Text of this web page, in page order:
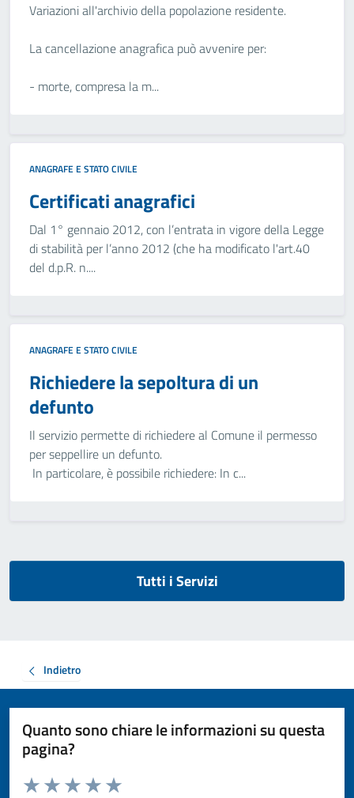
Variazioni all'archivio della popolazione residente.
La cancellazione anagrafica può avvenire per:
- morte, compresa la m...
ANAGRAFE E STATO CIVILE
Certificati anagrafici
Dal 1° gennaio 2012, con l’entrata in vigore della Legge
di stabilità per l’anno 2012 (che ha modificato l'art.40
del d.p.R. n....
ANAGRAFE E STATO CIVILE
Richiedere la sepoltura di un
defunto
Il servizio permette di richiedere al Comune il permesso
per seppellire un defunto.
In particolare, è possibile richiedere: In c...
Tutti i Servizi
Indietro
Quanto sono chiare le informazioni su questa
pagina?
Valuta da 1 a 5 stelle la pagina